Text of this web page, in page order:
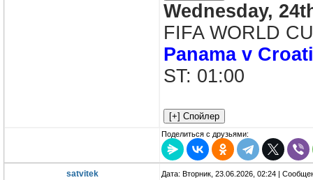
Wednesday,
FIFA WORLD
Panama v
ST: 01:00
Поделиться с друзьями:
satvitek Дата: Вторник, 23.06.2026, 02:24 |